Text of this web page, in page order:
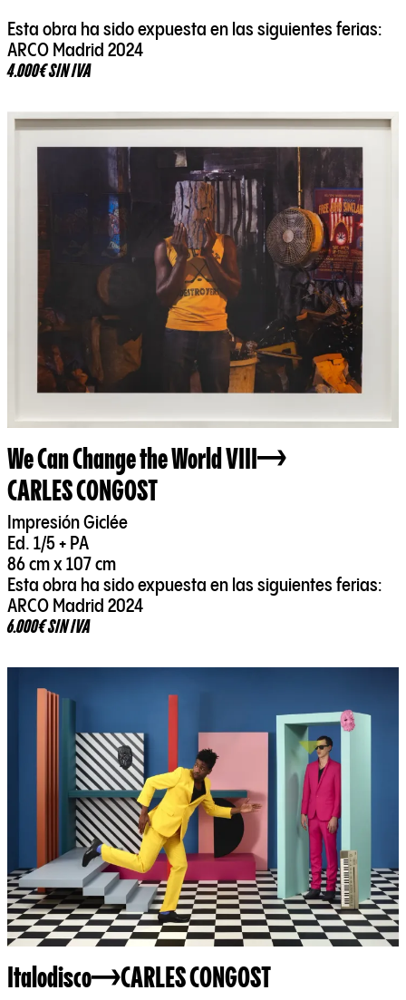
Esta obra ha sido expuesta en las siguientes ferias:
ARCO Madrid 2024
4.000€ SIN IVA
We Can Change the World VIII
CARLES CONGOST
Impresión Giclée
Ed. 1/5 + PA
86 cm x 107 cm
Esta obra ha sido expuesta en las siguientes ferias:
ARCO Madrid 2024
6.000€ SIN IVA
Italodisco CARLES CONGOST